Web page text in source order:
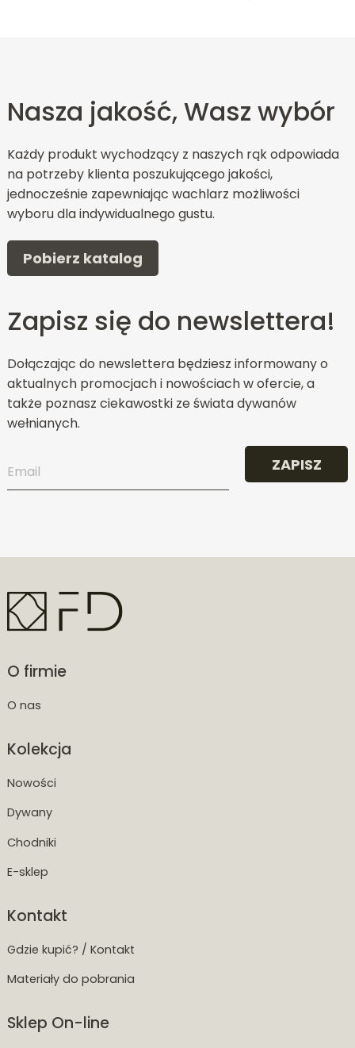
Nasza jakość, Wasz wybór
Każdy produkt wychodzący z naszych rąk odpowiada
na potrzeby klienta poszukującego jakości,
jednocześnie zapewniając wachlarz możliwości
wyboru dla indywidualnego gustu.
Pobierz katalog
Zapisz się do newslettera!
Dołączając do newslettera będziesz informowany o
aktualnych promocjach i nowościach w ofercie, a
także poznasz ciekawostki ze świata dywanów
wełnianych.
ZAPISZ
O firmie
O nas
Kolekcja
Nowości
Dywany
Chodniki
E-sklep
Kontakt
Gdzie kupić? / Kontakt
Materiały do pobrania
Sklep On-line